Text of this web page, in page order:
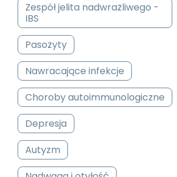
Zespół jelita nadwrażliwego -
IBS
Pasożyty
Nawracające infekcje
Choroby autoimmunologiczne
Depresja
Autyzm